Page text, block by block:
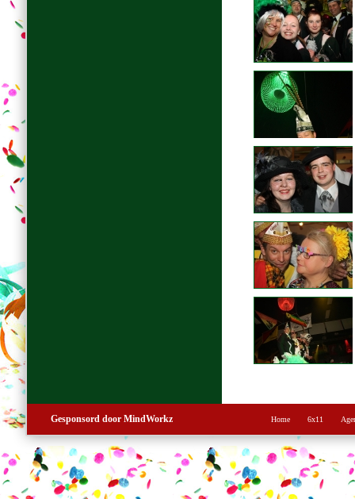
Gesponsord door MindWorkz Home 6x11